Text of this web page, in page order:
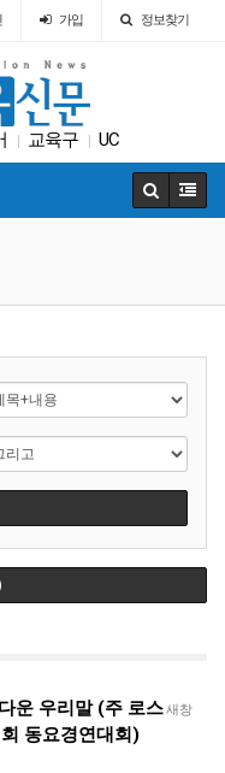
가입 정보찾기
교육구 UC
ACT 차터스쿨
새창
운 우리말 (주 로스
동요경연대회)